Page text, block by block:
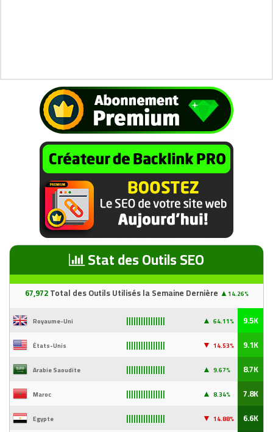
Stat des Outils SEO
67,972Total des Outils Utilisés la Semaine Dernière ▲14.26%
Royaume-Uni ▲ 64.11% 9.5K
États-Unis ▼ 14.53% 9.1K
Arabie Saoudite ▲ 9.67% 8.7K
Maroc ▲ 8.34% 7.8K
Egypte ▼ 14.88% 6.6K